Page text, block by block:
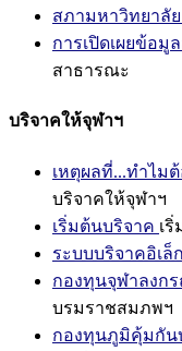
สภามหาวิทยาลัย
การเปิดเผยข้อมู
สาธารณะ
บริจาคให้จุฬาฯ
เหตุผลที่...ทำไม
บริจาคให้จุฬาฯ
เริ่มต้นบริจาค เ
ระบบบริจาคอิเ
กองทุนจุฬาลงก
บรมราชสมภพฯ
กองทุนภูมิคุ้มกัน